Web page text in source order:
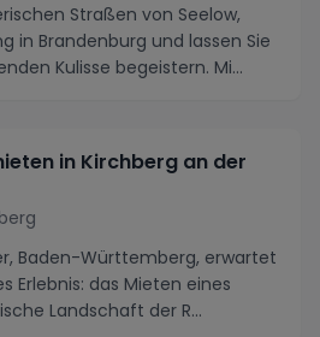
Straßen von Seelow,
in Brandenburg und lassen Sie
Kulisse begeistern. Mi...
in Kirchberg an der
Baden-Württemberg, erwartet
Erlebnis: das Mieten eines
Landschaft der R...